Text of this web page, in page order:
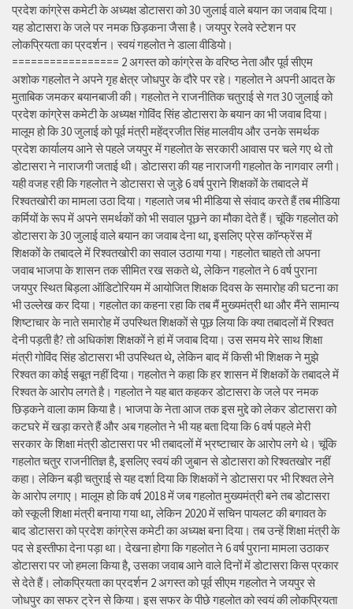
प्रदेश कांग्रेस कमेटी के अध्यक्ष डोटासरा को 30 जुलाई वाले बयान का जवाब दिया।
यह डोटासरा के जले पर नमक छिड़कना जैसा है। जयपुर रेलवे स्टेशन पर
लोकप्रियता का प्रदर्शन। स्वयं गहलोत ने डाला वीडियो।
================= 2 अगस्त को कांग्रेस के वरिष्ठ नेता और पूर्व सीएम
अशोक गहलोत ने अपने गृह क्षेत्र जोधपुर के दौरे पर रहे। गहलोत ने अपनी आदत के
मुताबिक जमकर बयानबाजी की। गहलोत ने राजनीतिक चतुराई से गत 30 जुलाई को
प्रदेश कांग्रेस कमेटी के अध्यक्ष गोविंद सिंह डोटासरा के बयान का भी जवाब दिया।
मालूम हो कि 30 जुलाई को पूर्व मंत्री महेंद्रजीत सिंह मालवीय और उनके समर्थक
प्रदेश कार्यालय आने से पहले जयपुर में गहलोत के सरकारी आवास पर चले गए थे तो
डोटासरा ने नाराजगी जताई थी। डोटासरा की यह नाराजगी गहलोत के नागवार लगी।
यही वजह रही कि गहलोत ने डोटासरा से जुड़े 6 वर्ष पुराने शिक्षकों के तबादले में
रिश्वतखोरी का मामला उठा दिया। गहलाते जब भी मीडिया से संवाद करते हैं तब मीडिया
कर्मियों के रूप में अपने समर्थकों को भी सवाल पूछने का मौका देते हैं। चूंकि गहलोत को
डोटासरा के 30 जुलाई वाले बयान का जवाब देना था, इसलिए प्रेस कॉन्फ्रेंस में
शिक्षकों के तबादले में रिश्वतखोरी का सवाल उठाया गया। गहलोत चाहते तो अपना
जवाब भाजपा के शासन तक सीमित रख सकते थे, लेकिन गहलोत ने 6 वर्ष पुराना
जयपुर स्थित बिड़ला ऑडिटोरियम में आयोजित शिक्षक दिवस के समारोह की घटना का
भी उल्लेख कर दिया। गहलोत का कहना रहा कि तब मैं मुख्यमंत्री था और मैंने सामान्य
शिष्टाचार के नाते समारोह में उपस्थित शिक्षकों से पूछ लिया कि क्या तबादलों में रिश्वत
देनी पड़ती है? तो अधिकांश शिक्षकों ने हां में जवाब दिया। उस समय मेरे साथ शिक्षा
मंत्री गोविंद सिंह डोटासरा भी उपस्थित थे, लेकिन बाद में किसी भी शिक्षक ने मुझे
रिश्वत का कोई सबूत नहीं दिया। गहलोत ने कहा कि हर शासन में शिक्षकों के तबादले में
रिश्वत के आरोप लगते है। गहलोत ने यह बात कहकर डोटासरा के जले पर नमक
छिड़कने वाला काम किया है। भाजपा के नेता आज तक इस मुद्दे को लेकर डोटासरा को
कटघरे में खड़ा करते हैं और अब गहलोत ने भी यह बता दिया कि 6 वर्ष पहले मेरी
सरकार के शिक्षा मंत्री डोटासरा पर भी तबादलों में भ्रष्टाचार के आरोप लगे थे। चूंकि
गहलोत चतुर राजनीतिज्ञ है, इसलिए स्वयं की जुबान से डोटासरा को रिश्वतखोर नहीं
कहा। लेकिन बड़ी चतुराई से यह दर्शा दिया कि शिक्षकों ने डोटासरा पर भी रिश्वत लेने
के आरोप लगाए। मालूम हो कि वर्ष 2018 में जब गहलोत मुख्यमंत्री बने तब डोटासरा
को स्कूली शिक्षा मंत्री बनाया गया था, लेकिन 2020 में सचिन पायलट की बगावत के
बाद डोटासरा को प्रदेश कांग्रेस कमेटी का अध्यक्ष बना दिया। तब उन्हें शिक्षा मंत्री के
पद से इस्तीफा देना पड़ा था। देखना होगा कि गहलोत ने 6 वर्ष पुराना मामला उठाकर
डोटासरा पर जो हमला किया है, उसका जवाब आने वाले दिनों में डोटासरा किस प्रकार
से देते हैं। लोकप्रियता का प्रदर्शन 2 अगस्त को पूर्व सीएम गहलोत ने जयपुर से
जोधपुर का सफर ट्रेन से किया। इस सफर के पीछे गहलोत को स्वयं की लोकप्रियता